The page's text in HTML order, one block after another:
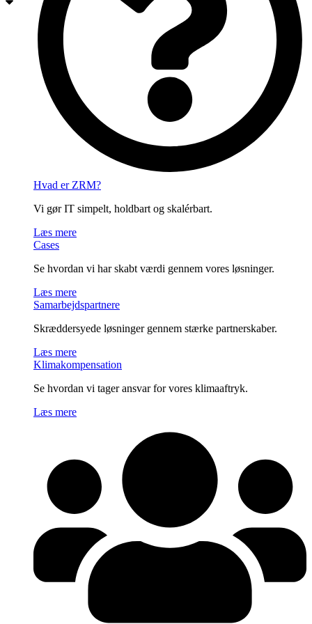
Hvad er ZRM?
Vi gør IT simpelt, holdbart og skalérbart.
Læs mere
Cases
Se hvordan vi har skabt værdi gennem vores løsninger.
Læs mere
Samarbejdspartnere
Skræddersyede løsninger gennem stærke partnerskaber.
Læs mere
Klimakompensation
Se hvordan vi tager ansvar for vores klimaaftryk.
Læs mere